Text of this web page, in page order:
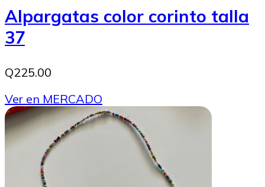
Alpargatas color corinto talla
37
Q225.00
Ver en MERCADO